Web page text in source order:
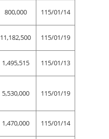
800,000 115/01/14
11,182,500 115/01/19
1,495,515 115/01/13
5,530,000 115/01/19
1,470,000 115/01/14